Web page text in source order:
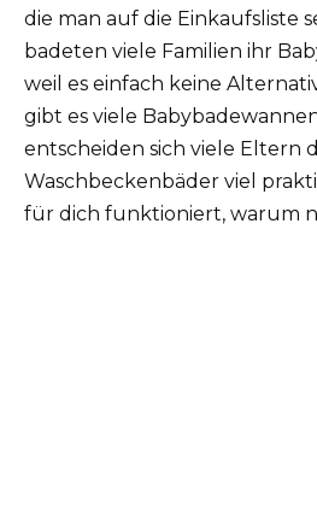
die man auf die Einkaufsliste
badeten viele Familien ihr
weil es einfach keine
gibt es viele
entscheiden sich viele Eltern
Waschbeckenbäder viel
für dich funktioniert, warum